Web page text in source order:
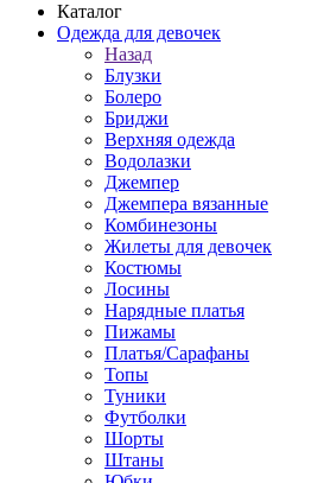
Каталог
Одежда для девочек
Назад
Блузки
Болеро
Бриджи
Верхняя одежда
Водолазки
Джемпер
Джемпера вязанные
Комбинезоны
Жилеты для девочек
Костюмы
Лосины
Нарядные платья
Пижамы
Платья/Сарафаны
Топы
Туники
Футболки
Шорты
Штаны